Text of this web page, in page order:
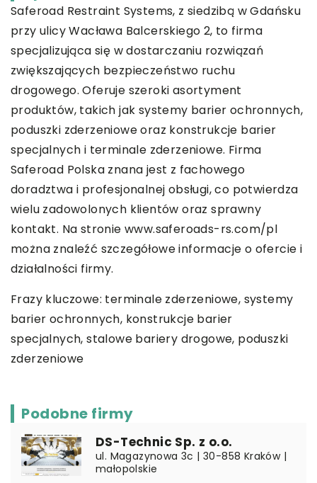
Saferoad Restraint Systems, z siedzibą w Gdańsku
przy ulicy Wacława Balcerskiego 2, to firma
specjalizująca się w dostarczaniu rozwiązań
zwiększających bezpieczeństwo ruchu
drogowego. Oferuje szeroki asortyment
produktów, takich jak systemy barier ochronnych,
poduszki zderzeniowe oraz konstrukcje barier
specjalnych i terminale zderzeniowe. Firma
Saferoad Polska znana jest z fachowego
doradztwa i profesjonalnej obsługi, co potwierdza
wielu zadowolonych klientów oraz sprawny
kontakt. Na stronie www.saferoads-rs.com/pl
można znaleźć szczegółowe informacje o ofercie i
działalności firmy.
Frazy kluczowe: terminale zderzeniowe, systemy
barier ochronnych, konstrukcje barier
specjalnych,stalowe bariery drogowe, poduszki
zderzeniowe
Podobne firmy
DS-Technic Sp. z o.o.
ul. Magazynowa 3c | 30-858 Kraków |
małopolskie